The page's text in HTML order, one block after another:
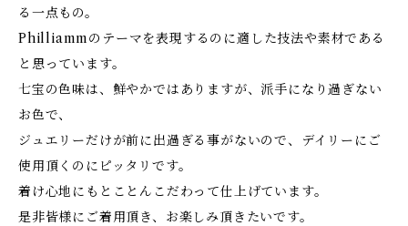
る一点もの。
Philliammのテーマを表現するのに適した技法や素材である
と思っています。
七宝の色味は、鮮やかではありますが、派手になり過ぎない
お色で、
ジュエリーだけが前に出過ぎる事がないので、デイリーにご
使用頂くのにピッタリです。
着け心地にもとことんこだわって仕上げています。
是非皆様にご着用頂き、お楽しみ頂きたいです。